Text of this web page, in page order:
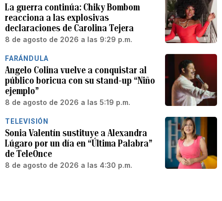
La guerra continúa: Chiky Bombom
reacciona a las explosivas
declaraciones de Carolina Tejera
8 de agosto de 2026 a las 9:29 p.m.
FARÁNDULA
Angelo Colina vuelve a conquistar al
público boricua con su stand-up “Niño
ejemplo”
8 de agosto de 2026 a las 5:19 p.m.
TELEVISIÓN
Sonia Valentín sustituye a Alexandra
Lúgaro por un día en “Última Palabra”
de TeleOnce
8 de agosto de 2026 a las 4:30 p.m.